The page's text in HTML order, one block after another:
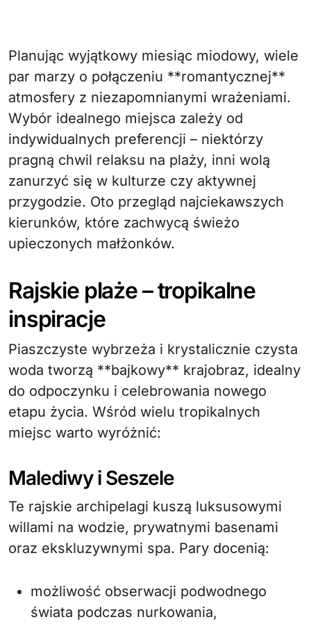
Planując wyjątkowy miesiąc miodowy, wiele
par marzy o połączeniu **romantycznej**
atmosfery z niezapomnianymi wrażeniami.
Wybór idealnego miejsca zależy od
indywidualnych preferencji – niektórzy
pragną chwil relaksu na plaży, inni wolą
zanurzyć się w kulturze czy aktywnej
przygodzie. Oto przegląd najciekawszych
kierunków, które zachwycą świeżo
upieczonych małżonków.
Rajskie plaże – tropikalne
inspiracje
Piaszczyste wybrzeża i krystalicznie czysta
woda tworzą **bajkowy** krajobraz, idealny
do odpoczynku i celebrowania nowego
etapu życia. Wśród wielu tropikalnych
miejsc warto wyróżnić:
Malediwy i Seszele
Te rajskie archipelagi kuszą luksusowymi
willami na wodzie, prywatnymi basenami
oraz ekskluzywnymi spa. Pary docenią:
możliwość obserwacji podwodnego
świata podczas nurkowania,